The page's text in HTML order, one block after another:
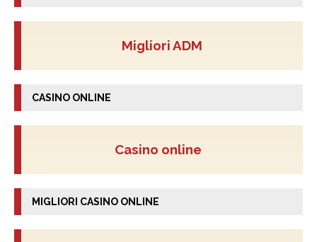
Migliori ADM
CASINO ONLINE
Casino online
MIGLIORI CASINO ONLINE